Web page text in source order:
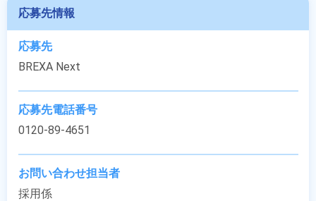
応募先情報
応募先
BREXA Next
応募先電話番号
0120-89-4651
お問い合わせ担当者
採用係